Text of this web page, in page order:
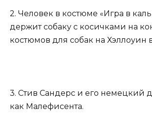
2. Человек в костюме «Игра в
держит собаку с косичками на
костюмов для собак на Хэллоуин
3. Стив Сандерс и его немецкий
как Малефисента.